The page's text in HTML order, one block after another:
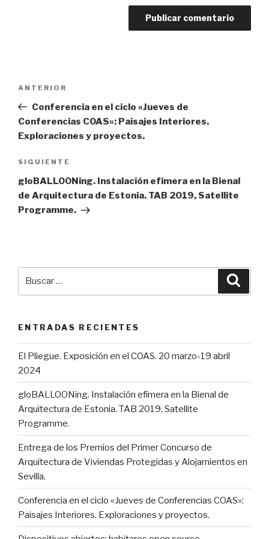
de
entradas
Entrada
anterior:
ANTERIOR
Conferencia en el ciclo «Jueves de
Conferencias COAS»: Paisajes Interiores.
Exploraciones y proyectos.
Siguiente
entrada
SIGUIENTE
gloBALLOONing. Instalación efímera en la Bienal
de Arquitectura de Estonia. TAB 2019, Satellite
Programme.
ENTRADAS RECIENTES
El Pliegue. Exposición en el COAS. 20 marzo-19 abril
2024
gloBALLOONing. Instalación efímera en la Bienal de
Arquitectura de Estonia. TAB 2019, Satellite
Programme.
Entrega de los Premios del Primer Concurso de
Arquitectura de Viviendas Protegidas y Alojamientos en
Sevilla.
Conferencia en el ciclo «Jueves de Conferencias COAS»:
Paisajes Interiores. Exploraciones y proyectos.